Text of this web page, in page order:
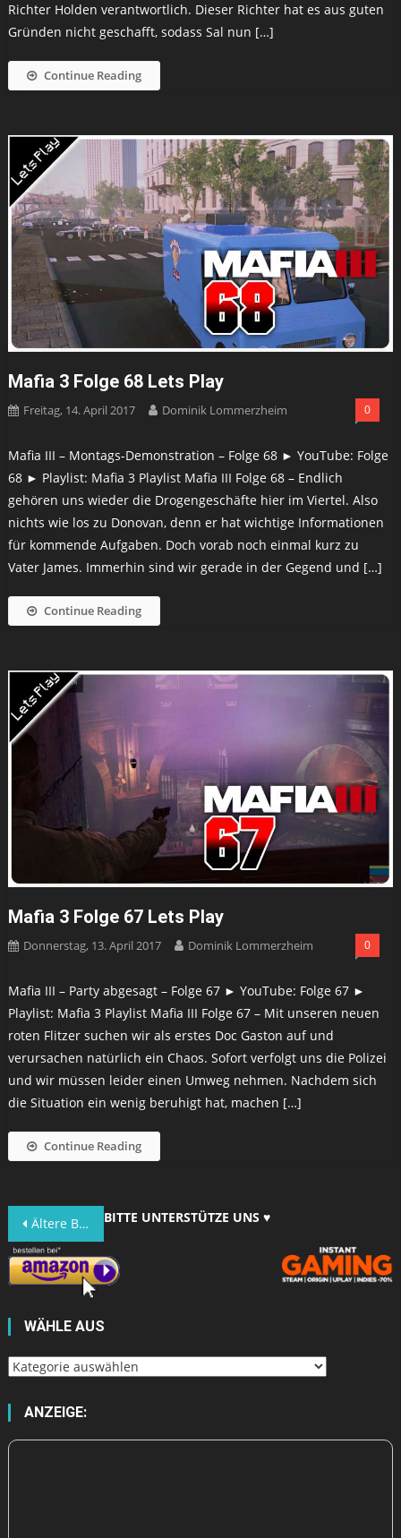
Richter Holden verantwortlich. Dieser Richter hat es aus guten
Gründen nicht geschafft, sodass Sal nun […]
Continue Reading
Mafia 3 Folge 68 Lets Play
Freitag, 14. April 2017 Dominik Lommerzheim 0
Mafia III – Montags-Demonstration – Folge 68 ► YouTube: Folge
68 ► Playlist: Mafia 3 Playlist Mafia III Folge 68 – Endlich
gehören uns wieder die Drogengeschäfte hier im Viertel. Also
nichts wie los zu Donovan, denn er hat wichtige Informationen
für kommende Aufgaben. Doch vorab noch einmal kurz zu
Vater James. Immerhin sind wir gerade in der Gegend und […]
Continue Reading
Mafia 3 Folge 67 Lets Play
Donnerstag, 13. April 2017 Dominik Lommerzheim 0
Mafia III – Party abgesagt – Folge 67 ► YouTube: Folge 67 ►
Playlist: Mafia 3 Playlist Mafia III Folge 67 – Mit unseren neuen
roten Flitzer suchen wir als erstes Doc Gaston auf und
verursachen natürlich ein Chaos. Sofort verfolgt uns die Polizei
und wir müssen leider einen Umweg nehmen. Nachdem sich
die Situation ein wenig beruhigt hat, machen […]
Continue Reading
Beitragsnavigation
Ältere Beiträge BITTE UNTERSTÜTZE UNS ♥
WÄHLE AUS
Wähle
ANZEIGE: